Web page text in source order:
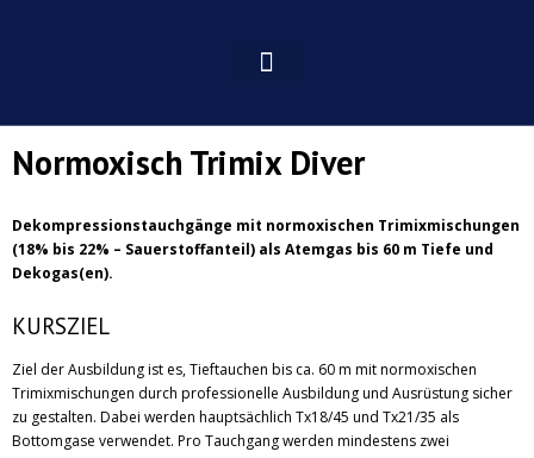
Normoxisch Trimix Diver
Dekompressionstauchgänge mit normoxischen Trimixmischungen
(18% bis 22% – Sauerstoffanteil) als Atemgas bis 60 m Tiefe und
Dekogas(en).
KURSZIEL
Ziel der Ausbildung ist es, Tieftauchen bis ca. 60 m mit normoxischen
Trimixmischungen durch professionelle Ausbildung und Ausrüstung sicher
zu gestalten. Dabei werden hauptsächlich Tx18/45 und Tx21/35 als
Bottomgase verwendet. Pro Tauchgang werden mindestens zwei